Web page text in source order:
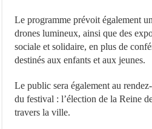
Le programme prévoit également
drones lumineux, ainsi que des
sociale et solidaire, en plus de
destinés aux enfants et aux jeunes.
Le public sera également au
du festival : l’élection de la Reine
travers la ville.